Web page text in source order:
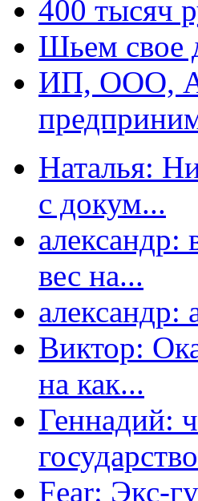
400 тысяч
Шьем свое
ИП, ООО,
Наталья:
с докум...
александр:
вес на...
александр:
Виктор:
на как...
Геннадий:
Fear: Экс-